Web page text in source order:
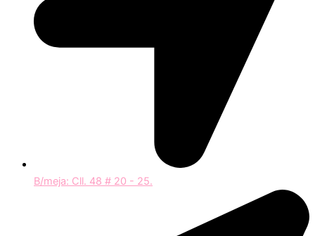
B/meja: Cll. 48 # 20 - 25.